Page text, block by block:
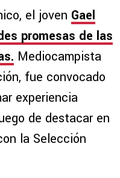
el joven Gael
promesas de las
Mediocampista
fue convocado
experiencia
de destacar en
la Selección